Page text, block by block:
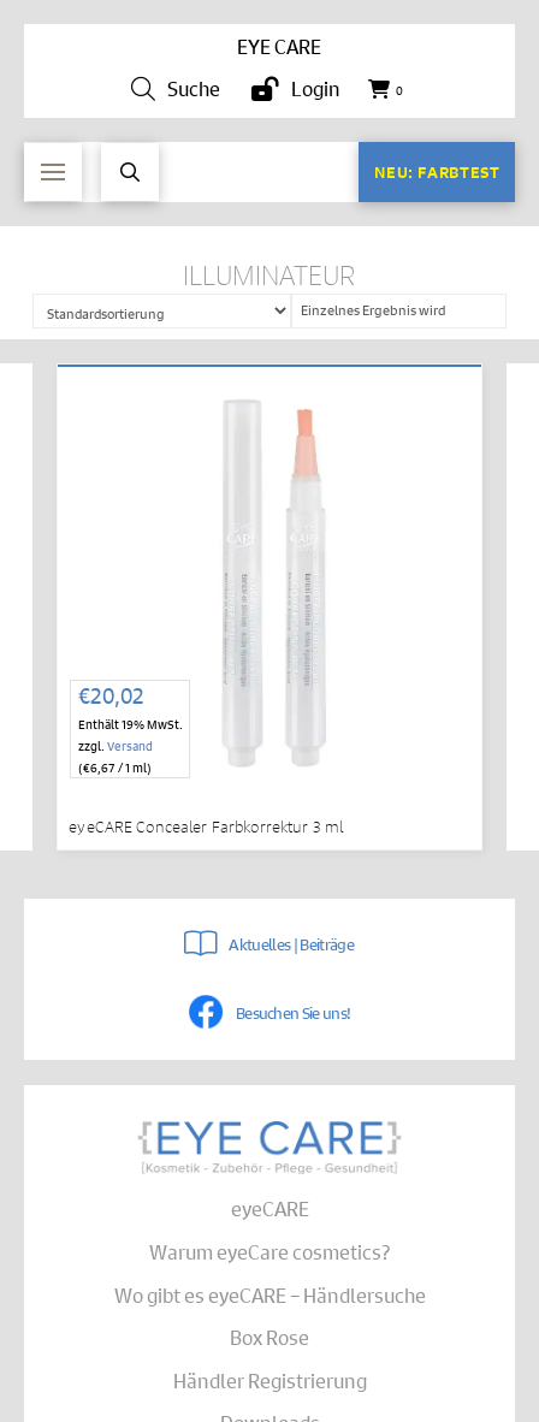
EYE CARE
Suche
Login 0
NEU: FARBTEST
ILLUMINATEUR
Einzelnes Ergebnis wird
angezeigt
€20,02
Enthält 19% MwSt.
zzgl. Versand
(€6,67 / 1 ml)
eyeCARE Concealer Farbkorrektur 3 ml
Aktuelles | Beiträge
Besuchen Sie uns!
eyeCARE
Warum eyeCare cosmetics?
Wo gibt es eyeCARE – Händlersuche
Box Rose
Händler Registrierung